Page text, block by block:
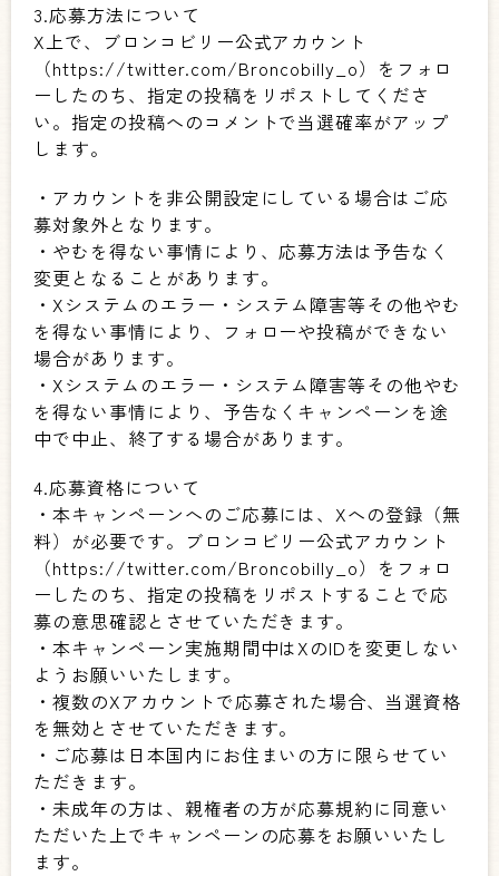
3.応募方法について
X上で、ブロンコビリー公式アカウント
（https://twitter.com/Broncobilly_o）をフォロ
ーしたのち、指定の投稿をリポストしてくださ
い。指定の投稿へのコメントで当選確率がアップ
します。
・アカウントを非公開設定にしている場合はご応
募対象外となります。
・やむを得ない事情により、応募方法は予告なく
変更となることがあります。
・Xシステムのエラー・システム障害等その他やむ
を得ない事情により、フォローや投稿ができない
場合があります。
・Xシステムのエラー・システム障害等その他やむ
を得ない事情により、予告なくキャンペーンを途
中で中止、終了する場合があります。
4.応募資格について
・本キャンペーンへのご応募には、Xへの登録（無
料）が必要です。ブロンコビリー公式アカウント
（https://twitter.com/Broncobilly_o）をフォロ
ーしたのち、指定の投稿をリポストすることで応
募の意思確認とさせていただきます。
・本キャンペーン実施期間中はXのIDを変更しない
ようお願いいたします。
・複数のXアカウントで応募された場合、当選資格
を無効とさせていただきます。
・ご応募は日本国内にお住まいの方に限らせてい
ただきます。
・未成年の方は、親権者の方が応募規約に同意い
ただいた上でキャンペーンの応募をお願いいたし
ます。